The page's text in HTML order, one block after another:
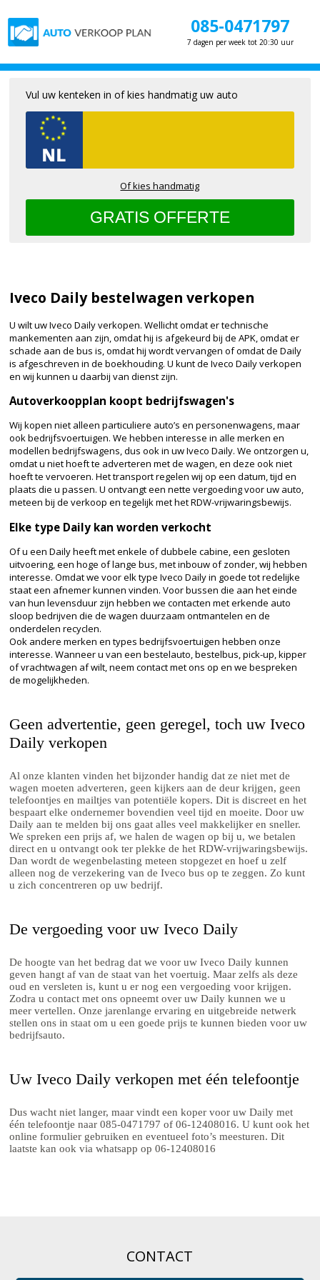
085-0471797
7 dagen per week tot 20:30 uur
Iveco Daily bestelwagen verkopen
U wilt uw Iveco Daily verkopen. Wellicht omdat er technische
mankementen aan zijn, omdat hij is afgekeurd bij de APK, omdat er
schade aan de bus is, omdat hij wordt vervangen of omdat de Daily
is afgeschreven in de boekhouding. U kunt de Iveco Daily verkopen
en wij kunnen u daarbij van dienst zijn.
Autoverkoopplan koopt bedrijfswagen's
Wij kopen niet alleen particuliere auto’s en personenwagens, maar
ook bedrijfsvoertuigen. We hebben interesse in alle merken en
modellen bedrijfswagens, dus ook in uw Iveco Daily. We ontzorgen u,
omdat u niet hoeft te adverteren met de wagen, en deze ook niet
hoeft te vervoeren. Het transport regelen wij op een datum, tijd en
plaats die u passen. U ontvangt een nette vergoeding voor uw auto,
meteen bij de verkoop en tegelijk met het RDW-vrijwaringsbewijs.
Elke type Daily kan worden verkocht
Of u een Daily heeft met enkele of dubbele cabine, een gesloten
uitvoering, een hoge of lange bus, met inbouw of zonder, wij hebben
interesse. Omdat we voor elk type Iveco Daily in goede tot redelijke
staat een afnemer kunnen vinden. Voor bussen die aan het einde
van hun levensduur zijn hebben we contacten met erkende auto
sloop bedrijven die de wagen duurzaam ontmantelen en de
onderdelen recyclen.
Ook andere merken en types bedrijfsvoertuigen hebben onze
interesse. Wanneer u van een bestelauto, bestelbus, pick-up, kipper
of vrachtwagen af wilt, neem contact met ons op en we bespreken
de mogelijkheden.
Geen advertentie, geen geregel, toch uw Iveco
Daily verkopen
Al onze klanten vinden het bijzonder handig dat ze niet met de
wagen moeten adverteren, geen kijkers aan de deur krijgen, geen
telefoontjes en mailtjes van potentiële kopers. Dit is discreet en het
bespaart elke ondernemer bovendien veel tijd en moeite. Door uw
Daily aan te melden bij ons gaat alles veel makkelijker en sneller.
We spreken een prijs af, we halen de wagen op bij u, we betalen
direct en u ontvangt ook ter plekke de het RDW-vrijwaringsbewijs.
Dan wordt de wegenbelasting meteen stopgezet en hoef u zelf
alleen nog de verzekering van de Iveco bus op te zeggen. Zo kunt
u zich concentreren op uw bedrijf.
De vergoeding voor uw Iveco Daily
De hoogte van het bedrag dat we voor uw Iveco Daily kunnen
geven hangt af van de staat van het voertuig. Maar zelfs als deze
oud en versleten is, kunt u er nog een vergoeding voor krijgen.
Zodra u contact met ons opneemt over uw Daily kunnen we u
meer vertellen. Onze jarenlange ervaring en uitgebreide netwerk
stellen ons in staat om u een goede prijs te kunnen bieden voor uw
bedrijfsauto.
Uw Iveco Daily verkopen met één telefoontje
Dus wacht niet langer, maar vindt een koper voor uw Daily met
één telefoontje naar 085-0471797 of 06-12408016. U kunt ook het
online formulier gebruiken en eventueel foto’s meesturen. Dit
laatste kan ook via whatsapp op 06-12408016
Vul uw kenteken in of kies handmatig uw auto
Of kies handmatig
CONTACT